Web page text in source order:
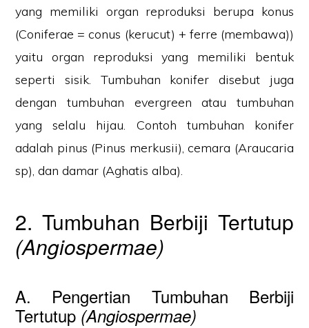
yang memiliki organ reproduksi berupa konus
(Coniferae = conus (kerucut) + ferre (membawa))
yaitu organ reproduksi yang memiliki bentuk
seperti sisik. Tumbuhan konifer disebut juga
dengan tumbuhan evergreen atau tumbuhan
yang selalu hijau. Contoh tumbuhan konifer
adalah pinus (Pinus merkusii), cemara (Araucaria
sp), dan damar (Aghatis alba).
2. Tumbuhan Berbiji Tertutup
(Angiospermae)
A. Pengertian Tumbuhan Berbiji
Tertutup (Angiospermae)